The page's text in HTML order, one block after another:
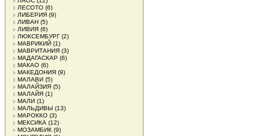
ЛЕСОТО (6)
ЛИБЕРИЯ (9)
ЛИВАН (5)
ЛИВИЯ (6)
ЛЮКСЕМБУРГ(2)
МАВРИКИЙ (1)
МАВРИТАНИЯ (3)
МАДАГАСКАР (6)
МАКАО (6)
МАКЕДОНИЯ (9)
МАЛАВИ (5)
МАЛАЙЗИЯ (5)
МАЛАЙЯ (1)
МАЛИ (1)
МАЛЬДИВЫ (13)
МАРОККО (3)
МЕКСИКА (12)
МОЗАМБИК (9)